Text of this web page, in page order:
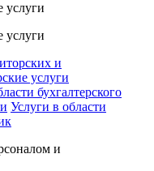
услуги
услуги
и
услуги
бухгалтерского
Услуги в области
и